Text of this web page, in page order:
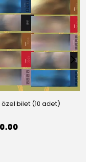
özel bilet (10 adet)